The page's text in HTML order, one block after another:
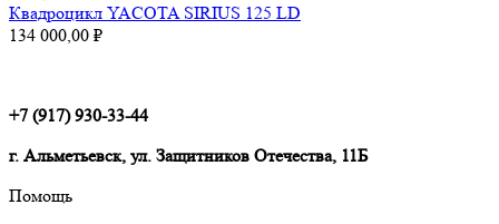
Квадроцикл YACOTA SIRIUS 125 LD
134 000,00 ₽
+7 (917) 930-33-44
г. Альметьевск, ул. Защитников Отечества, 11Б
Помощь